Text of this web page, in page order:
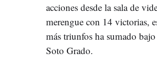
acciones desde la sala de
merengue con 14 victorias,
más triunfos ha sumado
Soto Grado.